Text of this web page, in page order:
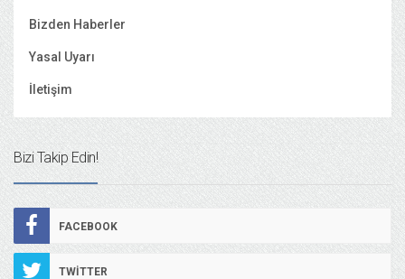
Bizden Haberler
Yasal Uyarı
İletişim
Bizi Takip Edin!
FACEBOOK
TWITTER